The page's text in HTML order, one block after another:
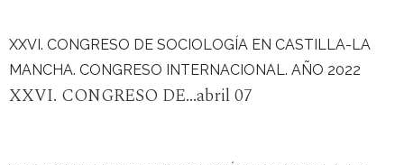
XXVI. CONGRESO DE SOCIOLOGÍA EN CASTILLA-LA
MANCHA. CONGRESO INTERNACIONAL. AÑO 2022
XXVI. CONGRESO DE...abril 07